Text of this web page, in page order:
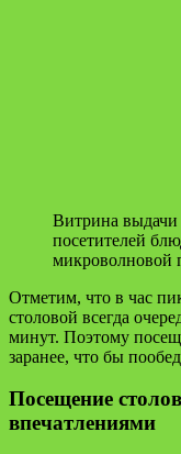
Витрина
посетителей
микроволновой
Отметим, что в час
столовой всегда
минут. Поэтому
заранее, что бы
Посещение
впечатлениями